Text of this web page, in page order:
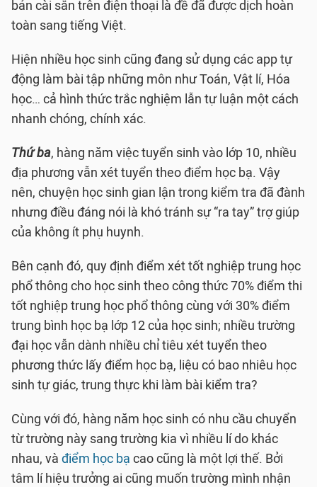
bản cài sẵn trên điện thoại là đề đã được dịch hoàn
toàn sang tiếng Việt.
Hiện nhiều học sinh cũng đang sử dụng các app tự
động làm bài tập những môn như Toán, Vật lí, Hóa
học… cả hình thức trắc nghiệm lẫn tự luận một cách
nhanh chóng, chính xác.
Thứ ba, hàng năm việc tuyển sinh vào lớp 10, nhiều
địa phương vẫn xét tuyển theo điểm học bạ. Vậy
nên, chuyện học sinh gian lận trong kiểm tra đã đành
nhưng điều đáng nói là khó tránh sự “ra tay” trợ giúp
của không ít phụ huynh.
Bên cạnh đó, quy định điểm xét tốt nghiệp trung học
phổ thông cho học sinh theo công thức 70% điểm thi
tốt nghiệp trung học phổ thông cùng với 30% điểm
trung bình học bạ lớp 12 của học sinh; nhiều trường
đại học vẫn dành nhiều chỉ tiêu xét tuyển theo
phương thức lấy điểm học bạ, liệu có bao nhiêu học
sinh tự giác, trung thực khi làm bài kiểm tra?
Cùng với đó, hàng năm học sinh có nhu cầu chuyển
từ trường này sang trường kia vì nhiều lí do khác
nhau, và điểm học bạ cao cũng là một lợi thế. Bởi
tâm lí hiệu trưởng ai cũng muốn trường mình nhận